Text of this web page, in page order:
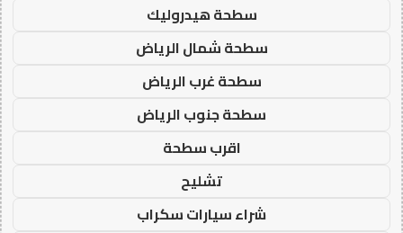
سطحة هيدروليك
سطحة شمال الرياض
سطحة غرب الرياض
سطحة جنوب الرياض
اقرب سطحة
تشليح
شراء سيارات سكراب